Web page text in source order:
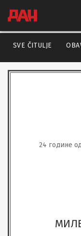
SVE ČITULJE
24 године